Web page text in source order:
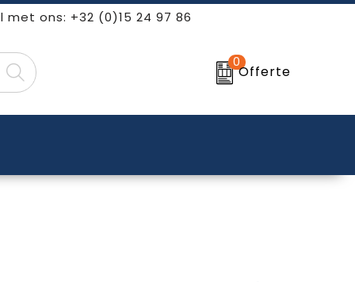
met ons: +32 (0)15 24 97 86
0
Offerte